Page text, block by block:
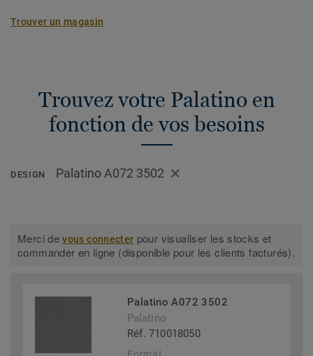
Trouver un magasin
Trouvez votre Palatino en
fonction de vos besoins
DESIGN Palatino A072 3502
Merci devous connecter pour visualiser les stocks et
commander en ligne (disponible pour les clients facturés).
Palatino A072 3502
Palatino
Réf. 710018050